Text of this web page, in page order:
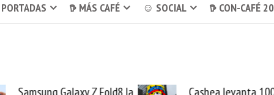
𖠚 MÁS CAFÉ ☺ SOCIAL 𖠚 CON-CAFÉ